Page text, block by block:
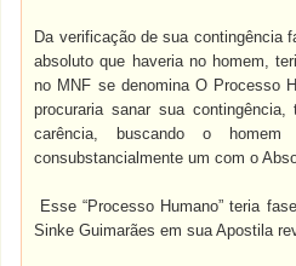
Da verificação de sua contingência
absoluto que haveria no homem,
no MNF se denomina O Processo
procuraria sanar sua
carência, buscando o homem
consubstancialmente um com o
Esse “Processo Humano” teria
Sinke Guimarães em sua Apostila